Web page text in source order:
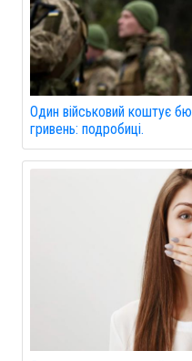
Один військовий коштує
гривень: подробиці.